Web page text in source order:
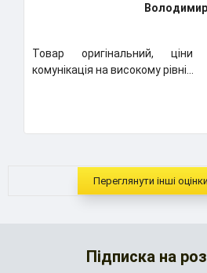
Володимир
Товар оригінальний, ціни
комунікація на високому рівні...
Переглянути інші
Підписка на